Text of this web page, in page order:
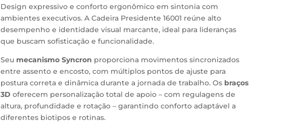
Design expressivo e conforto ergonômico em sintonia com
ambientes executivos. A Cadeira Presidente 16001 reúne alto
desempenho e identidade visual marcante, ideal para lideranças
que buscam sofisticação e funcionalidade.
Seu mecanismo Syncron proporciona movimentos sincronizados
entre assento e encosto, com múltiplos pontos de ajuste para
postura correta e dinâmica durante a jornada de trabalho. Os braços
3D oferecem personalização total de apoio – com regulagens de
altura, profundidade e rotação – garantindo conforto adaptável a
diferentes biotipos e rotinas.